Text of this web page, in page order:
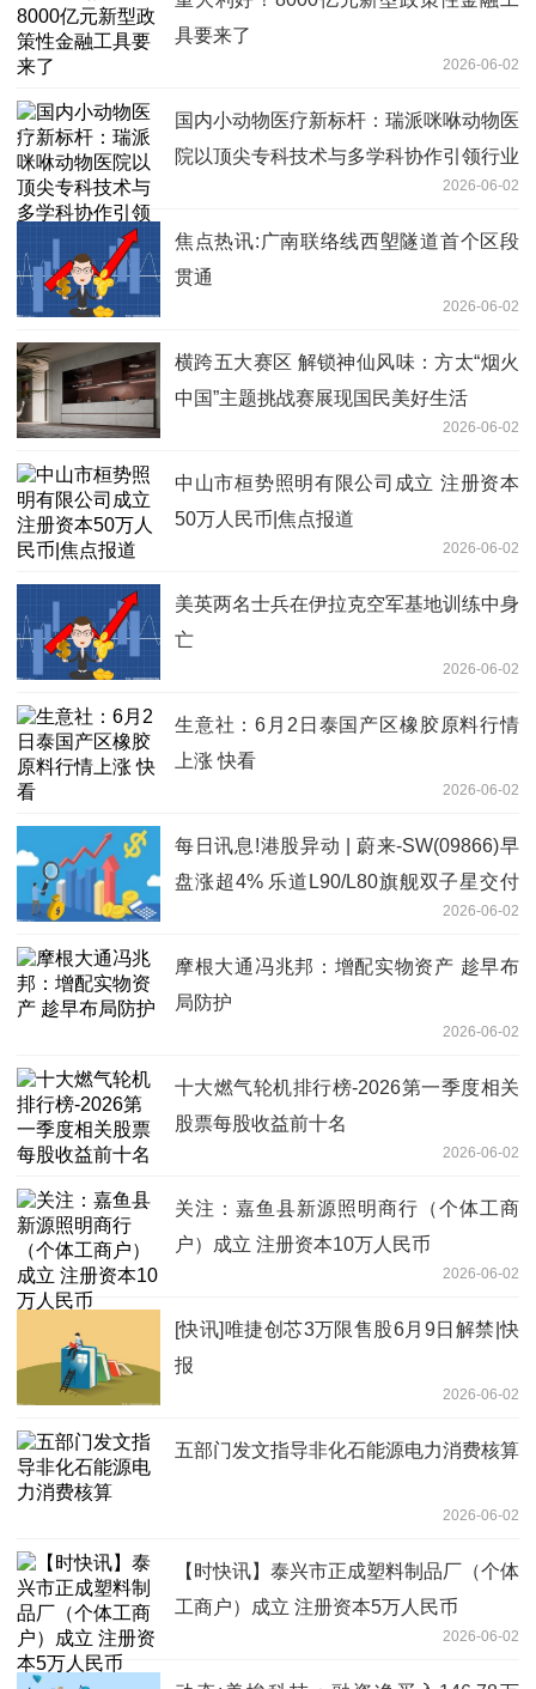
具要来了
2026-06-02
国内小动物医疗新标杆：瑞派咪咻动物医
院以顶尖专科技术与多学科协作引领行业
2026-06-02
焦点热讯:广南联络线西塱隧道首个区段
贯通
2026-06-02
横跨五大赛区 解锁神仙风味：方太“烟火
中国”主题挑战赛展现国民美好生活
2026-06-02
中山市桓势照明有限公司成立 注册资本
50万人民币|焦点报道
2026-06-02
美英两名士兵在伊拉克空军基地训练中身
亡
2026-06-02
生意社：6月2日泰国产区橡胶原料行情
上涨 快看
2026-06-02
每日讯息!港股异动 | 蔚来-SW(09866)早
盘涨超4% 乐道L90/L80旗舰双子星交付
2026-06-02
摩根大通冯兆邦：增配实物资产 趁早布
局防护
2026-06-02
十大燃气轮机排行榜-2026第一季度相关
股票每股收益前十名
2026-06-02
关注：嘉鱼县新源照明商行（个体工商
户）成立 注册资本10万人民币
2026-06-02
[快讯]唯捷创芯3万限售股6月9日解禁|快
报
2026-06-02
五部门发文指导非化石能源电力消费核算
2026-06-02
【时快讯】泰兴市正成塑料制品厂（个体
工商户）成立 注册资本5万人民币
2026-06-02